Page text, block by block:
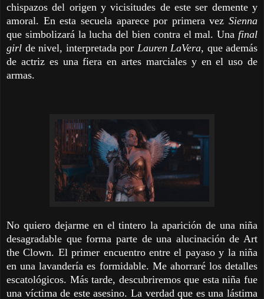
chispazos del origen y vicisitudes de este ser demente y
amoral. En esta secuela aparece por primera vez Sienna
que simbolizará la lucha del bien contra el mal. Una final
girl de nivel, interpretada por Lauren LaVera, que además
de actriz es una fiera en artes marciales y en el uso de
armas.
No quiero dejarme en el tintero la aparición de una niña
desagradable que forma parte de una alucinación de Art
the Clown. El primer encuentro entre el payaso y la niña
en una lavandería es formidable. Me ahorraré los detalles
escatológicos. Más tarde, descubriremos que esta niña fue
una víctima de este asesino. La verdad que es una lástima